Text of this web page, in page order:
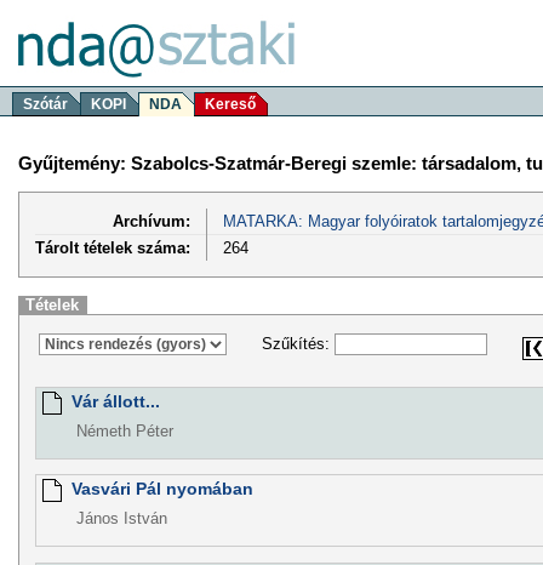
Szótár KOPI NDA Kereső
Gyűjtemény: Szabolcs-Szatmár-Beregi szemle: társadalom,
Archívum:
MATARKA: Magyar folyóiratok
Tárolt tételek száma:
264
Tételek
Szűkítés:
Vár állott...
Németh Péter
Vasvári Pál nyomában
János István